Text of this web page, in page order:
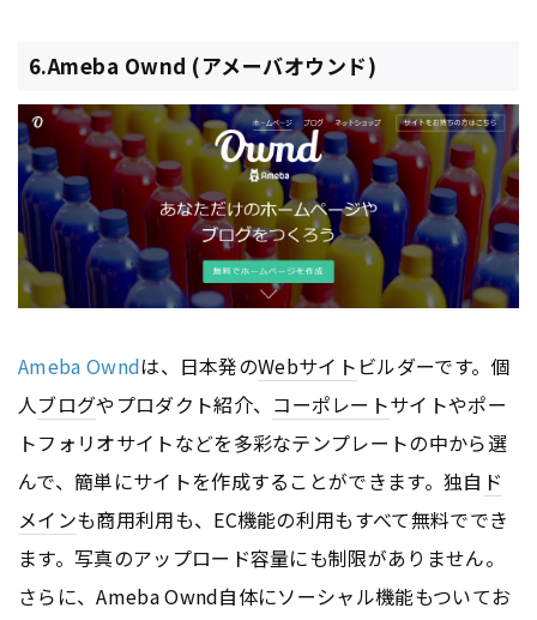
6.Ameba Ownd (アメーバオウンド)
Ameba Owndは、日本発のWebサイト ビルダーです。個
人ブログやプロダクト紹介、 コーポレートサイトやポー
トフォリオサイトなどを多彩なテンプレートの中から選
んで、簡単にサイトを作成することができます。独自 ド
メインも商用利用も、EC機能の利用もすべて無料ででき
ます。写真のアップロード容量にも制限がありません。
さらに、Ameba Ownd自体にソーシャル機能もついてお